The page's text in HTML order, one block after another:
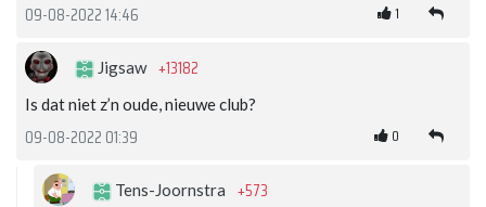
09-08-2022 14:46 1
Jigsaw +13182
Is dat niet z’n oude, nieuwe club?
09-08-2022 01:39 0
Tens-Joornstra +573